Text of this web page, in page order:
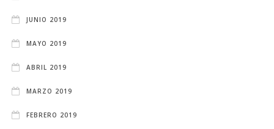
JUNIO 2019
MAYO 2019
ABRIL 2019
MARZO 2019
FEBRERO 2019